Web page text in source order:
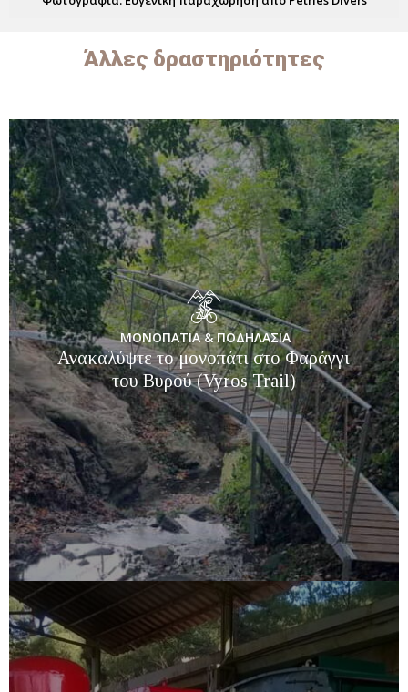
Άλλες δραστηριότητες
ΜΟΝΟΠΑΤΙΑ & ΠΟΔΗΛΑΣΙΑ
Ανακαλύψτε το μονοπάτι στο Φαράγγι
του Βυρού (Vyros Trail)